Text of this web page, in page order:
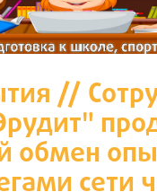
//
обмен
сети